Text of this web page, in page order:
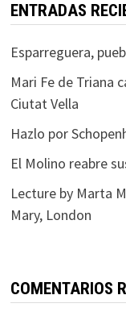
ENTRADAS
Esparreguera,
Mari Fe de Triana
Ciutat Vella
Hazlo por
El Molino reabre
Lecture by Marta
Mary, London
COMENTARIOS